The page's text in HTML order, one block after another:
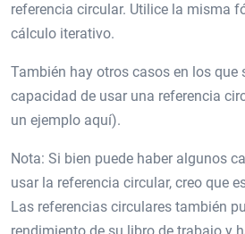
referencia circular. Utilice la misma
cálculo iterativo.
También hay otros casos en los que
capacidad de usar una referencia
un ejemplo aquí).
Nota: Si bien puede haber algunos
usar la referencia circular, creo que
Las referencias circulares también